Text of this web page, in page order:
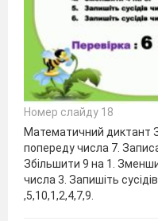
Номер слайду 18
Математичний диктант
попереду числа 7.
Збільшити 9 на 1.
числа 3. Запишіть
,5,10,1,2,4,7,9.